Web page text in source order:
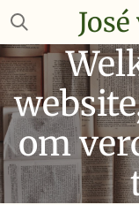
Ga
naar
de
hoofdinhoud
om